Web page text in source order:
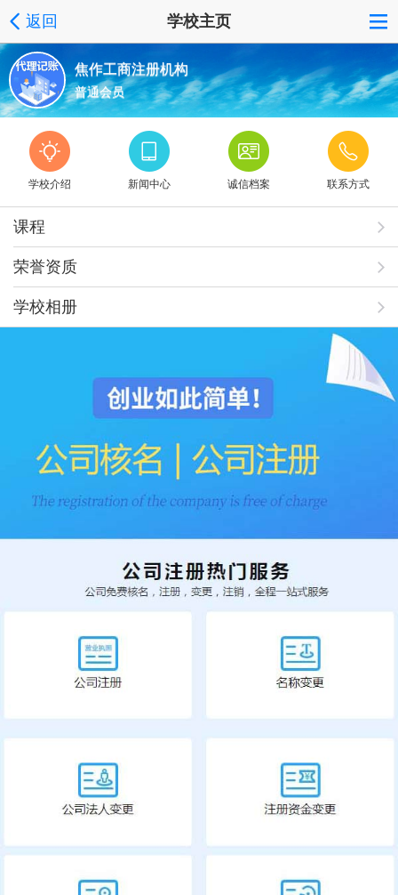
返回 学校主页
焦作工商注册机构
普通会员
学校介绍 新闻中心 诚信档案 联系方式
课程
荣誉资质
学校相册